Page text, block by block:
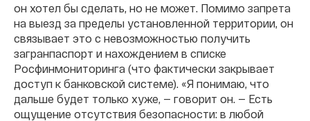
он хотел бы сделать, но не может. Помимо запрета
на выезд за пределы установленной территории, он
связывает это с невозможностью получить
загранпаспорт и нахождением в списке
Росфинмониторинга (что фактически закрывает
доступ к банковской системе). «Я понимаю, что
дальше будет только хуже, — говорит он. — Есть
ощущение отсутствия безопасности: в любой